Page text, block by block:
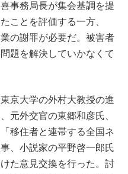
事務局長が集会基調を提
ことを評価する一方、
の謝罪が必要だ。被害者
題を解決していかなくて
京大学の外村大教授の進
元外交官の東郷和彦氏、
移住者と連帯する全国ネ
、小説家の平野啓一郎氏
た意見交換を行った。討